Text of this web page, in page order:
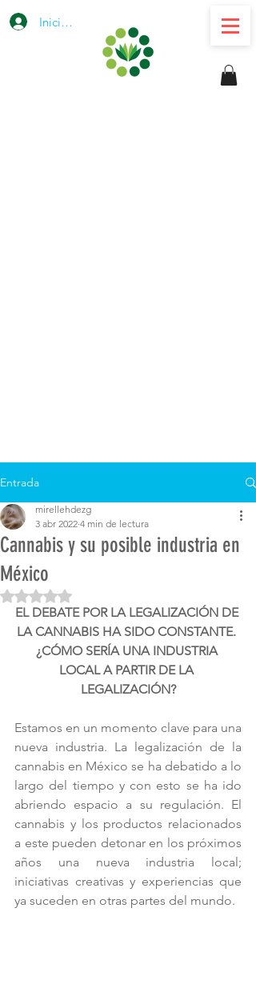
Iniciar sesión
Entrada
Cannabis y su posible industria en
México
mirellehdezg
3 abr 2022 4 min de lectura
Obtuvo NaN de 5 estrellas.
EL DEBATE POR LA LEGALIZACIÓN DE
LA CANNABIS HA SIDO CONSTANTE.
¿CÓMO SERÍA UNA INDUSTRIA
LOCAL A PARTIR DE LA
LEGALIZACIÓN?
Estamos en un momento clave para una
nueva industria. La legalización de la
cannabis en México se ha debatido a lo
largo del tiempo y con esto se ha ido
abriendo espacio a su regulación. El
cannabis y los productos relacionados
a este pueden detonar en los próximos
años una nueva industria local;
iniciativas creativas y experiencias que
ya suceden en otras partes del mundo.